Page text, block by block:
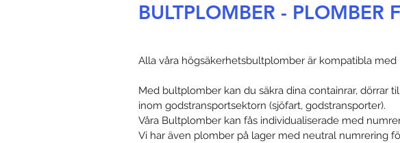
BULTPLOMBER - PLOMBER
Alla våra högsäkerhetsbultplomber är kompatibla med
Med bultplomber kan du säkra dina containrar, dörrar
inom godstransportsektorn (sjöfart, godstransporter).
Våra Bultplomber kan fås individualiserade med
Vi har även plomber på lager med neutral numrering